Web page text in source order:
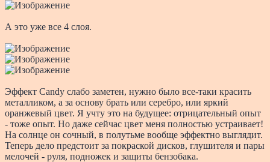
А это уже все 4 слоя.
Эффект Candy слабо заметен, нужно было все-таки красить
металликом, а за основу брать или серебро, или яркий
оранжевый цвет. Я учту это на будущее: отрицательный опыт
- тоже опыт. Но даже сейчас цвет меня полностью устраивает!
На солнце он сочный, в полутьме вообще эффектно выглядит.
Теперь дело предстоит за покраской дисков, глушителя и пары
мелочей - руля, подножек и защиты бензобака.